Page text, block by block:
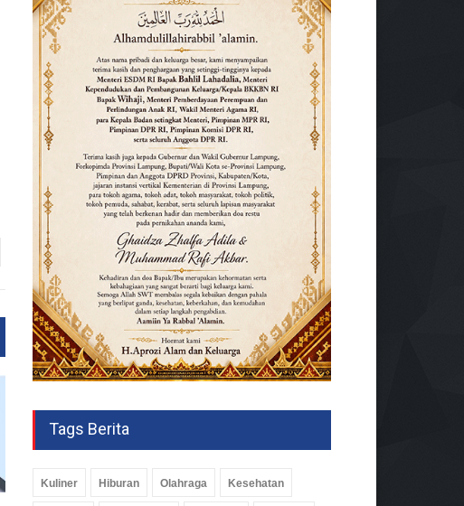
Tags Berita
Kuliner Hiburan Olahraga Kesehatan